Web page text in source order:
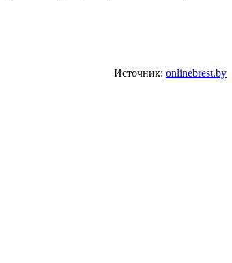
Источник: onlinebrest.by